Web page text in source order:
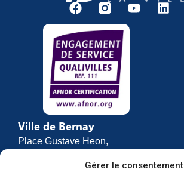
Gérer le consentement
Ville de Bernay
Place Gustave Heon,
27307 BERNAY